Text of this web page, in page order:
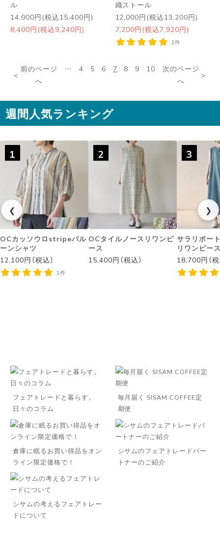
ル
14,000円(税込15,400円)
8,400円(税込9,240円)
織ストール
12,000円(税込13,200円)
7,200円(税込7,920円)
1件
前のページ
へ
… 4 5 6 7 8 9 10
次のページ
へ
週間人気ランキング
❮
1
OCカッソウロstripeバル
ーンシャツ
12,100円（税込）
1件
2
OCタイルノースリワンピ
ース
15,400円（税込）
3
サラリボー
リワンピー
18,700円（税
❯
フェアトレードと暮らす。
日々のコラム
毎月届く SISAM COFFEE定
期便
倉庫に眠るお買い得品をオン
ライン限定価格で！
シサムのフェアトレードパー
トナーのご紹介
シサムの考えるフェアトレー
ドについて